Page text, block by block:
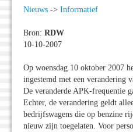
Nieuws -> Informatief
Bron: RDW
10-10-2007
Op woensdag 10 oktober 2007
ingestemd met een verandering
De veranderde APK-frequentie
Echter, de verandering geldt
bedrijfswagens die op benzine
nieuw zijn toegelaten. Voor